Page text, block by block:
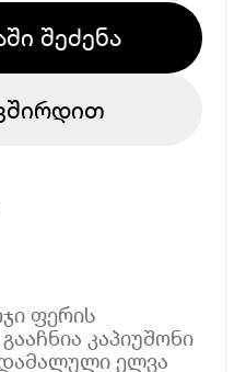
შეძენა
ფერის
კაპიუშონი
დამალული ელვა